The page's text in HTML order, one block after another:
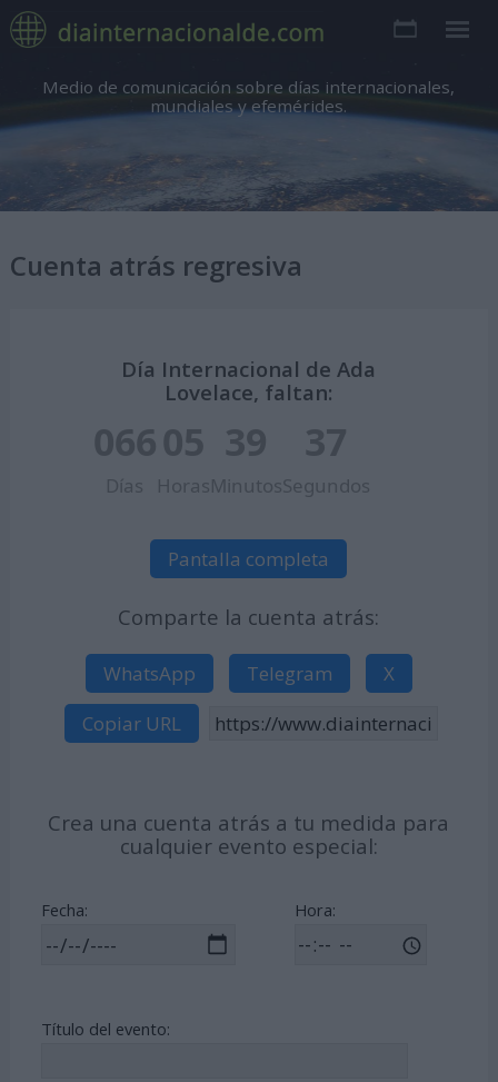
Medio de comunicación sobre días internacionales,
mundiales y efemérides.
Cuenta atrás regresiva
Día Internacional de Ada
Lovelace, faltan:
066
Días
05
Horas
39
Minutos
36
Segundos
Pantalla completa
Comparte la cuenta atrás:
WhatsApp Telegram
X
Copiar URL
Crea una cuenta atrás a tu medida para
cualquier evento especial:
Fecha: Hora:
Título del evento: